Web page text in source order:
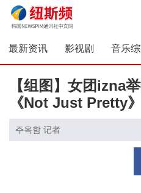
最新资讯 影视剧 音乐
【组图】女团izna
《Not Just Pretty
주옥함 记者